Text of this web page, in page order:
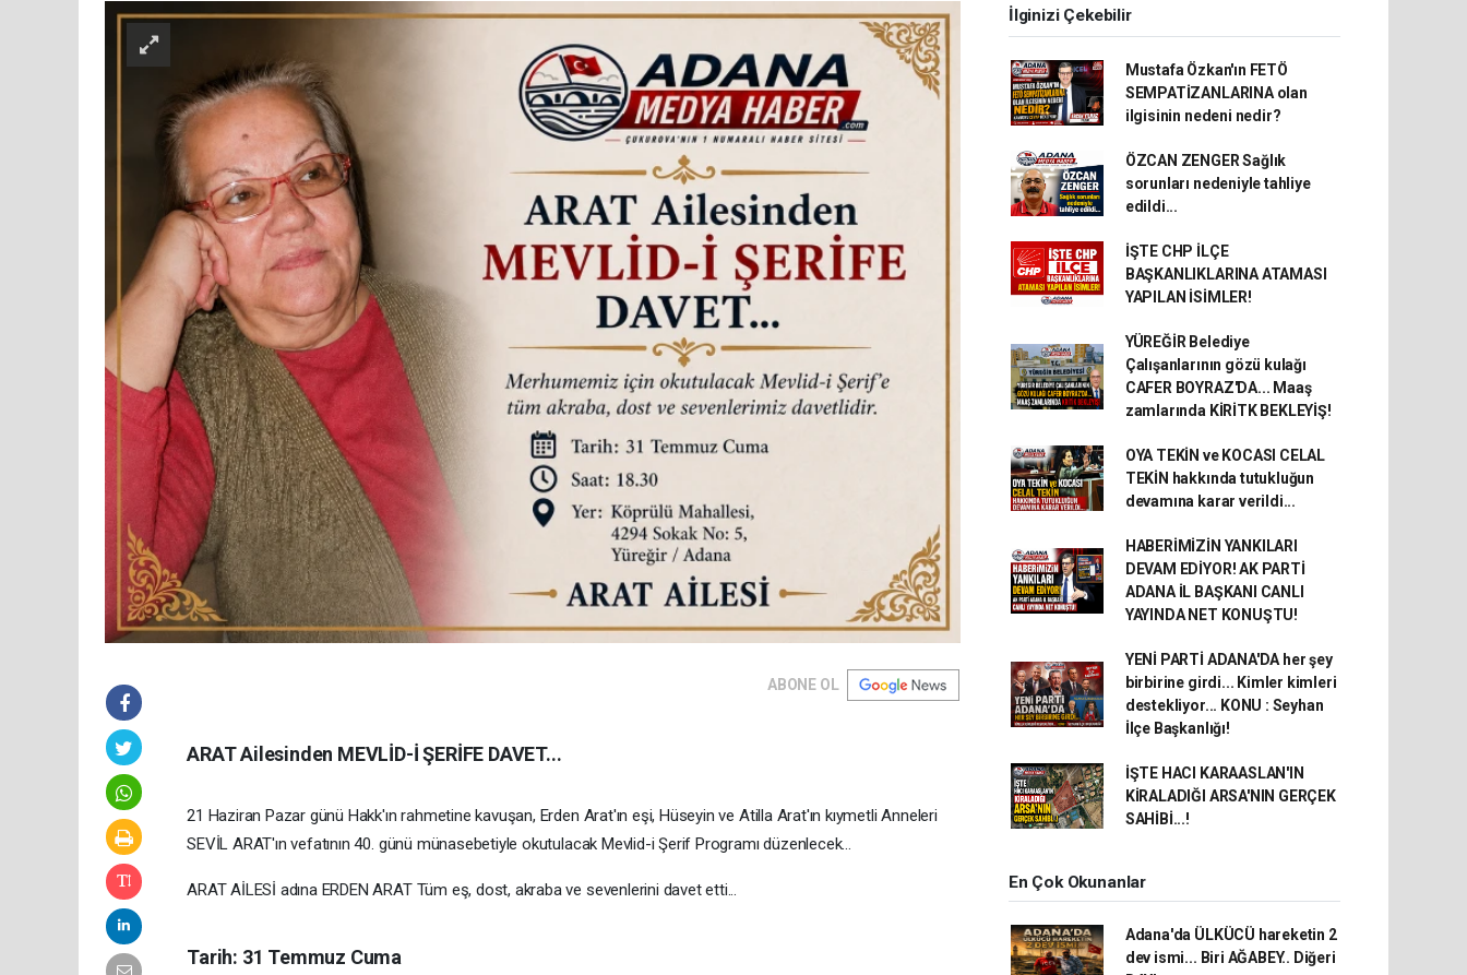
ABONE OL
ARAT Ailesinden MEVLİD-İ ŞERİFE DAVET...
21 Haziran Pazar günü Hakk'ın rahmetine kavuşan, Erden Arat'ın eşi, Hüseyin ve Atilla Arat'ın kıymetli Anneleri
SEVİL ARAT'ın vefatının 40. günü münasebetiyle okutulacak Mevlid-i Şerif Programı düzenlecek…
ARAT AİLESİ adına ERDEN ARAT Tüm eş, dost, akraba ve sevenlerini davet etti...
Tarih: 31 Temmuz Cuma
İlginizi Çekebilir
Mustafa Özkan'ın FETÖ
SEMPATİZANLARINA olan
ilgisinin nedeni nedir?
ÖZCAN ZENGER Sağlık
sorunları nedeniyle tahliye
edildi...
İŞTE CHP İLÇE
BAŞKANLIKLARINA ATAMASI
YAPILAN İSİMLER!
YÜREĞİR Belediye
Çalışanlarının gözü kulağı
CAFER BOYRAZ'DA... Maaş
zamlarında KİRİTK BEKLEYİŞ!
OYA TEKİN ve KOCASI CELAL
TEKİN hakkında tutukluğun
devamına karar verildi...
HABERİMİZİN YANKILARI
DEVAM EDİYOR! AK PARTİ
ADANA İL BAŞKANI CANLI
YAYINDA NET KONUŞTU!
YENİ PARTİ ADANA'DA her şey
birbirine girdi... Kimler kimleri
destekliyor... KONU : Seyhan
İlçe Başkanlığı!
İŞTE HACI KARAASLAN'IN
KİRALADIĞI ARSA'NIN GERÇEK
SAHİBİ...!
En Çok Okunanlar
Adana'da ÜLKÜCÜ hareketin 2
dev ismi... Biri AĞABEY.. Diğeri